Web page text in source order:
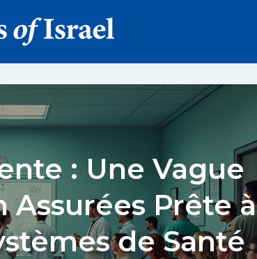
: Une Vague
Assurées Prête à
de Santé